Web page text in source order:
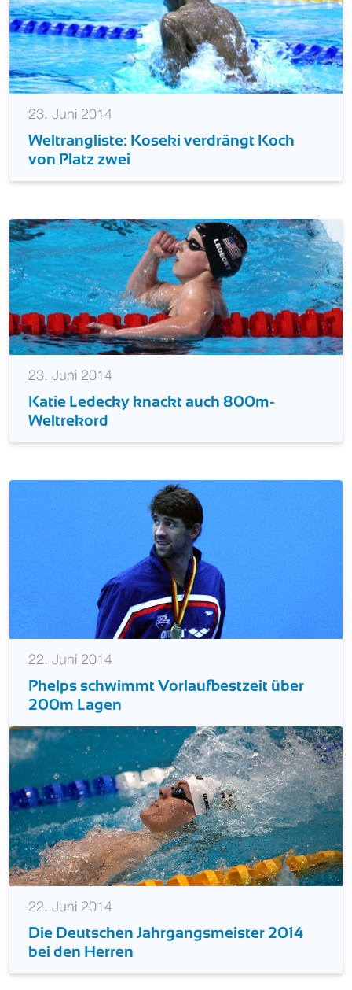
23. Juni 2014
Weltrangliste: Koseki verdrängt Koch
von Platz zwei
23. Juni 2014
Katie Ledecky knackt auch 800m-
Weltrekord
22. Juni 2014
Phelps schwimmt Vorlaufbestzeit über
200m Lagen
22. Juni 2014
Die Deutschen Jahrgangsmeister 2014
bei den Herren